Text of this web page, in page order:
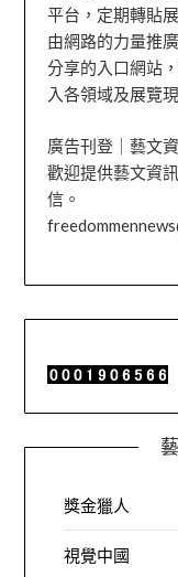
平台，定期轉貼
由網路的力量推
分享的入口網站
入各領域及展覽
廣告刊登｜藝文
歡迎提供藝文資
信。
獎金獵人
視覺中國